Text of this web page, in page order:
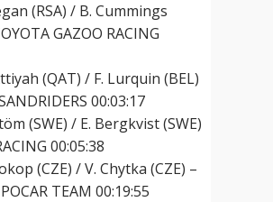
(RSA) / B. Cummings
GAZOO RACING
(QAT) / F. Lurquin (BEL)
00:03:17
(SWE) / E. Bergkvist (SWE)
00:05:38
(CZE) / V. Chytka (CZE) –
TEAM 00:19:55